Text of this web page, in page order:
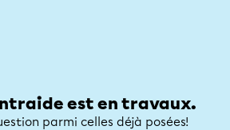
est en travaux.
parmi celles déjà posées!